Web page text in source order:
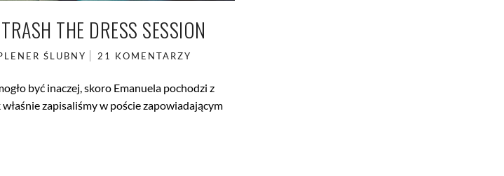
THE DRESS SESSION
ŚLUBNY 21 KOMENTARZY
być inaczej, skoro Emanuela pochodzi z
zapisaliśmy w poście zapowiadającym